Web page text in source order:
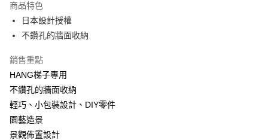
Apple Pay
街口支付
悠遊付
ATM付款
全家付款取貨
商品特色
日本設計授權
不鑽孔的牆面收納
銷售重點
HANG梯子專用
不鑽孔的牆面收納
輕巧、小包裝設計、DIY零件
園藝造景
景觀佈置設計